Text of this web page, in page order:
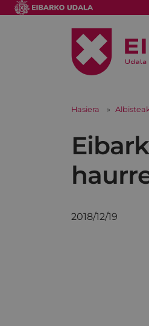
Hasiera
2018/12/19